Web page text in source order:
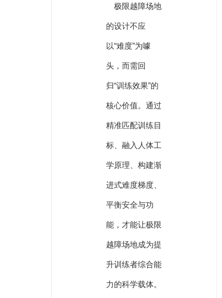
极限越障场地
的设计不应
以“难度”为噱
头，而需回
归“训练效果”的
核心价值。通过
精准匹配训练目
标、融入人体工
学原理、构建渐
进式难度梯度、
平衡安全与功
能，才能让极限
越障场地成为提
升训练者综合能
力的科学载体。